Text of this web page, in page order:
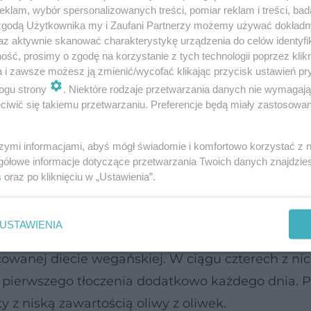
że tłuszcze będą stanowić niemal
organizmu.
wyniki. Dotyczyły one korzyści płynących ze
Dowodów na to czy oliwa z
tłuszczu i opartą na pełnowartościowych
ryzyka chorób serca, jest niewiele.
humor
40 osób dorosłych w wieku od 18 do 79
diecie wegańskiej. W ciągu czterech z
tłoczenia dodatkowo każdego dnia.
z niską zawartością oliwy z oliwek.
wybór spersonalizowanych treści, pomiar reklam i treści,
Użytkownika my i Zaufani Partnerzy możemy używać
aktywnie skanować charakterystykę urządzenia do celów
prosimy o zgodę na korzystanie z tych technologii poprzez
i zawsze możesz ją zmienić/wycofać klikając przycisk ustawień
strony
. Niektóre rodzaje przetwarzania danych nie
się takiemu przetwarzaniu. Preferencje będą miały
informacjami, abyś mógł świadomie i komfortowo korzystać z
informacje dotyczące przetwarzania Twoich danych
oraz po kliknięciu w „Ustawienia”.
USTAWIENIA